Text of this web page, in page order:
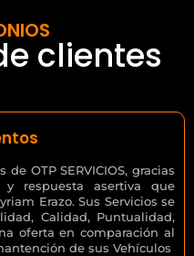
clientes
OTP SERVICIOS, gracias
respuesta asertiva que
Erazo. Sus Servicios se
Calidad, Puntualidad,
oferta en comparación al
de sus Vehículos